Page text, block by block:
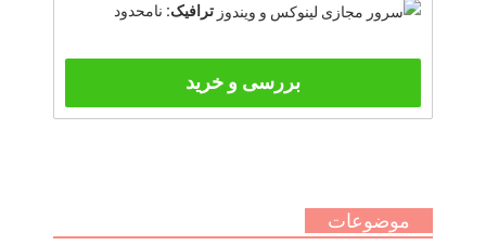
ترافیک: نامحدود
بررسی و خرید
موضوعات